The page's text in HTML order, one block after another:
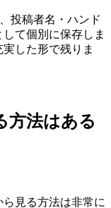
投稿者名・ハンド
て個別に保存しま
した形で残りま
方法はある
見る方法は非常に